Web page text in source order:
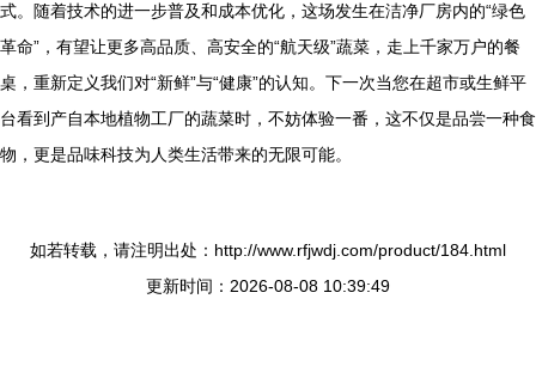
式。随着技术的进一步普及和成本优化，这场发生在洁净厂房内的“绿色
革命”，有望让更多高品质、高安全的“航天级”蔬菜，走上千家万户的餐
桌，重新定义我们对“新鲜”与“健康”的认知。下一次当您在超市或生鲜平
台看到产自本地植物工厂的蔬菜时，不妨体验一番，这不仅是品尝一种食
物，更是品味科技为人类生活带来的无限可能。
如若转载，请注明出处：http://www.rfjwdj.com/product/184.html
更新时间：2026-08-08 10:39:49